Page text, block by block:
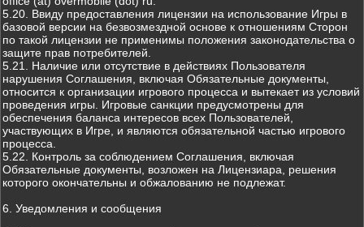
5.20. Ввиду предоставления лицензии на использование Игры в
базовой версии на безвозмездной основе к отношениям Сторон
по такой лицензии не применимы положения законодательства о
защите прав потребителей.
5.21. Наличие или отсутствие в действиях Пользователя
нарушения Соглашения, включая Обязательные документы,
относится к организации игрового процесса и вытекает из условий
проведения игры. Игровые санкции предусмотрены для
обеспечения баланса интересов всех Пользователей,
участвующих в Игре, и являются обязательной частью игрового
процесса.
5.22. Контроль за соблюдением Соглашения, включая
Обязательные документы, возложен на Лицензиара, решения
которого окончательны и обжалованию не подлежат.
6. Уведомления и сообщения